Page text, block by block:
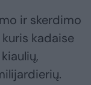
ir skerdimo
kadaise